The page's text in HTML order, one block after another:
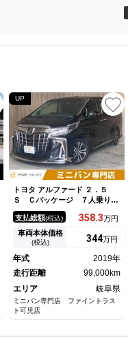
UP
トヨタ アルファード ２．５
Ｓ Ｃパッケージ ７人乗り
６ヶ月走行距離無制限保証付
サンルーフ 本革シート 純正
１０インチナビ 両側パワース
ライドドア モデリスタエア
ルーズコントロール 衝突軽減
ブレーキ Ｂｌｕｅｔｏｏｔｈ
支払総額(税込) 358.3万円
車両本体価格
(税込) 344万円
年式
2019年
走行距離
99,000km
エリア
岐阜県
ミニバン専門店 ファイントラス
ト可児店